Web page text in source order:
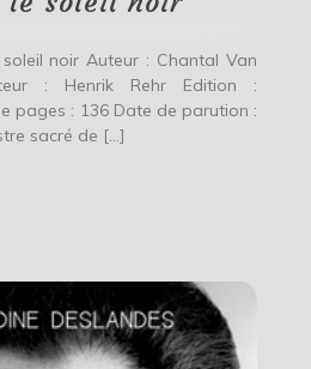
noir Auteur : Chantal Van
: Henrik Rehr Edition :
pages : 136 Date de parution :
sacré de […]